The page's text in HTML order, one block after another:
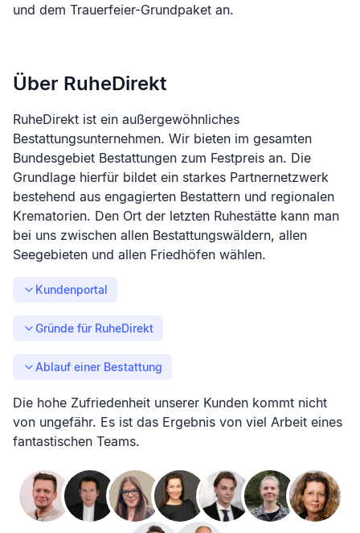
und dem Trauerfeier-Grundpaket an.
Über RuheDirekt
RuheDirekt ist ein außergewöhnliches
Bestattungsunternehmen. Wir bieten im gesamten
Bundesgebiet Bestattungen zum Festpreis an. Die
Grundlage hierfür bildet ein starkes Partnernetzwerk
bestehend aus engagierten Bestattern und regionalen
Krematorien. Den Ort der letzten Ruhestätte kann man
bei uns zwischen allen Bestattungswäldern, allen
Seegebieten und allen Friedhöfen wählen.
Kundenportal
Gründe für RuheDirekt
Ablauf einer Bestattung
Die hohe Zufriedenheit unserer Kunden kommt nicht
von ungefähr. Es ist das Ergebnis von viel Arbeit eines
fantastischen Teams.